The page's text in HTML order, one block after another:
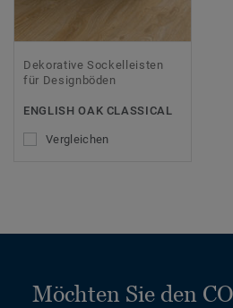
Dekorative Sockelleisten
für Designböden
ENGLISH OAK CLASSICAL
Vergleichen
Möchten Sie den